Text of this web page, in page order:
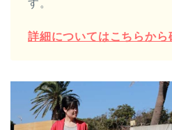
す。
詳細についてはこちらから